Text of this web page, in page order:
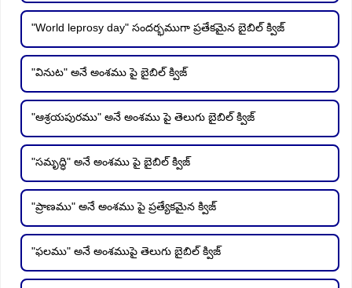
"World leprosy day" సందర్భముగా ప్రతేకమైన బైబిల్ క్విజ్
"వినుట" అనే అంశము పై బైబిల్ క్విజ్
"ఆశ్రయపురము" అనే అంశము పై తెలుగు బైబిల్ క్విజ్
"సమృద్ధి" అనే అంశము పై బైబిల్ క్విజ్
"ప్రాణము" అనే అంశము పై ప్రత్యేకమైన క్విజ్
"ఫలము" అనే అంశముపై తెలుగు బైబిల్ క్విజ్